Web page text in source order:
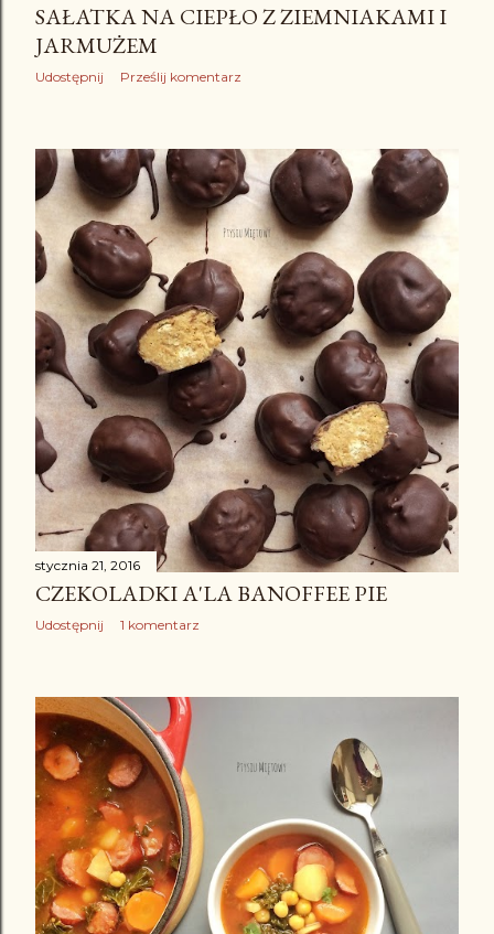
SAŁATKA NA CIEPŁO Z ZIEMNIAKAMI I
JARMUŻEM
Udostępnij Prześlij komentarz
stycznia 21, 2016
CZEKOLADKI A'LA BANOFFEE PIE
Udostępnij 1 komentarz